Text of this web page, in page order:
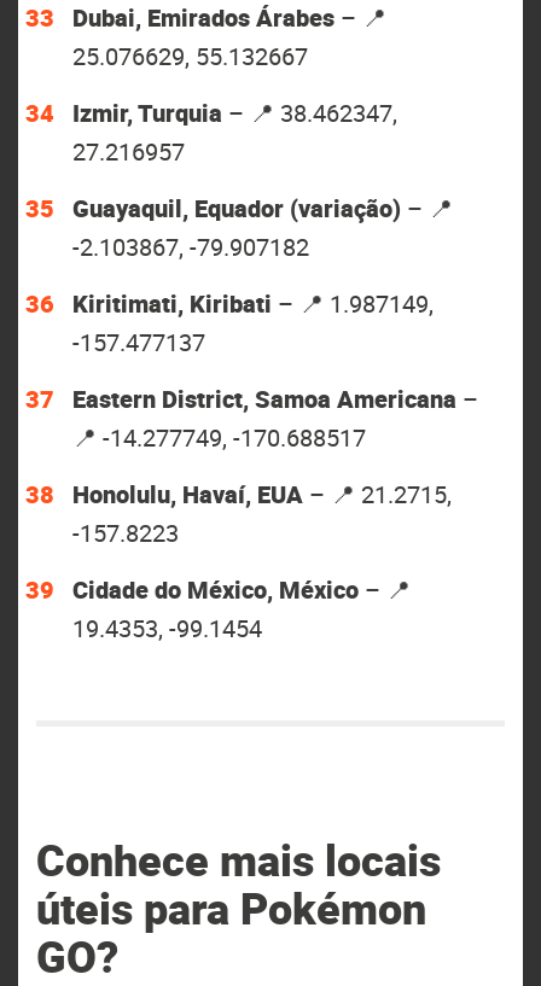
Dubai, Emirados Árabes – 📍
25.076629, 55.132667
Izmir, Turquia – 📍 38.462347,
27.216957
Guayaquil, Equador (variação) – 📍
-2.103867, -79.907182
Kiritimati, Kiribati – 📍 1.987149,
-157.477137
Eastern District, Samoa Americana –
📍 -14.277749, -170.688517
Honolulu, Havaí, EUA – 📍 21.2715,
-157.8223
Cidade do México, México – 📍
19.4353, -99.1454
Conhece mais locais
úteis para Pokémon
GO?